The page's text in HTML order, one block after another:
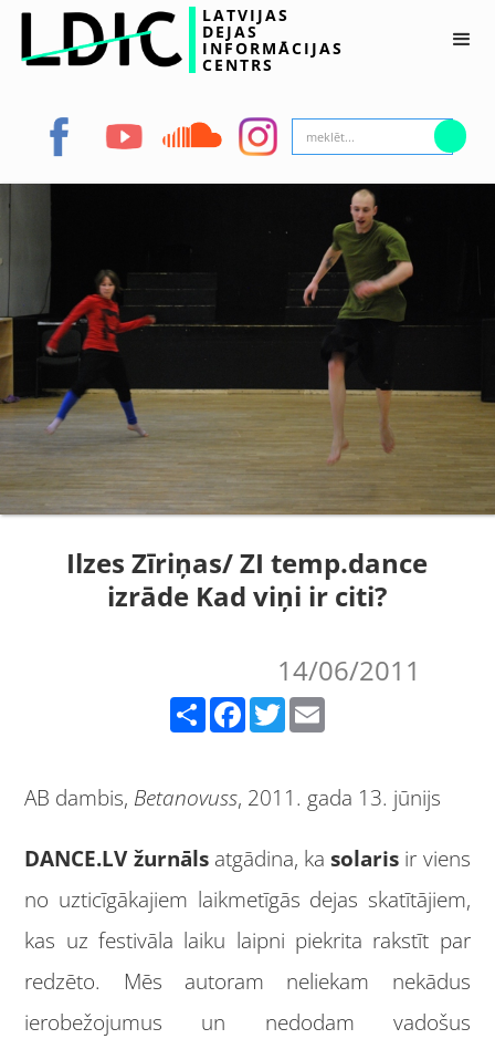
LATVIJAS
DEJAS
INFORMĀCIJAS
CENTRS
Ilzes Zīriņas/ ZI temp.dance
izrāde Kad viņi ir citi?
14/06/2011
Share Facebook Twitter
AB dambis, Betanovuss, 2011. gada 13. jūnijs
DANCE.LV žurnālsatgādina, kasolaris ir viens
no uzticīgākajiem laikmetīgās dejas skatītājiem,
kas uz festivāla laiku laipni piekrita rakstīt par
redzēto. Mēs autoram neliekam nekādus
ierobežojumus un nedodam vadošus